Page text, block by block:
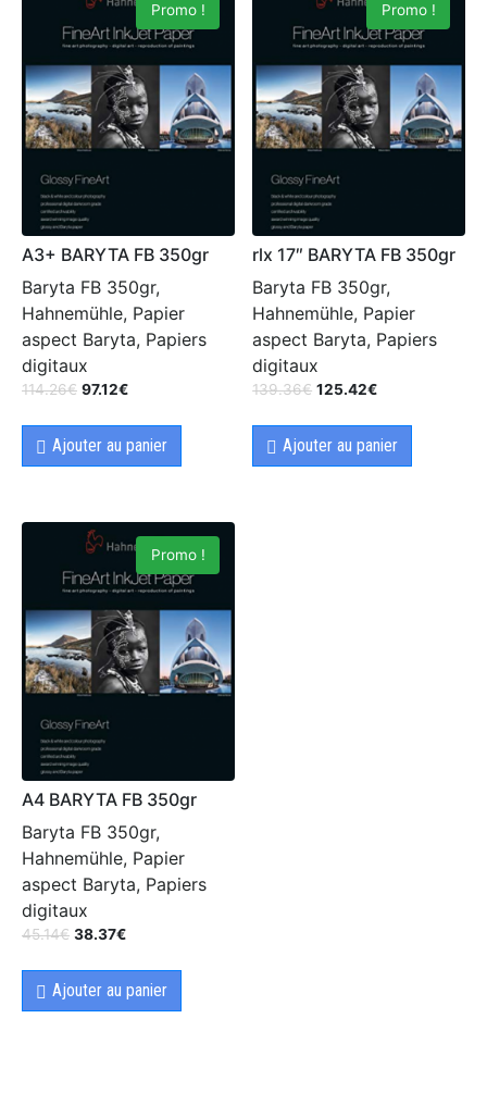
Promo !
A3+ BARYTA FB 350gr
Baryta FB 350gr,
Hahnemühle, Papier
aspect Baryta, Papiers
digitaux
114.26€ 97.12€
Ajouter au panier
Promo !
rlx 17″ BARYTA FB 350gr
Baryta FB 350gr,
Hahnemühle, Papier
aspect Baryta, Papiers
digitaux
139.36€ 125.42€
Ajouter au panier
Promo !
A4 BARYTA FB 350gr
Baryta FB 350gr,
Hahnemühle, Papier
aspect Baryta, Papiers
digitaux
45.14€ 38.37€
Ajouter au panier